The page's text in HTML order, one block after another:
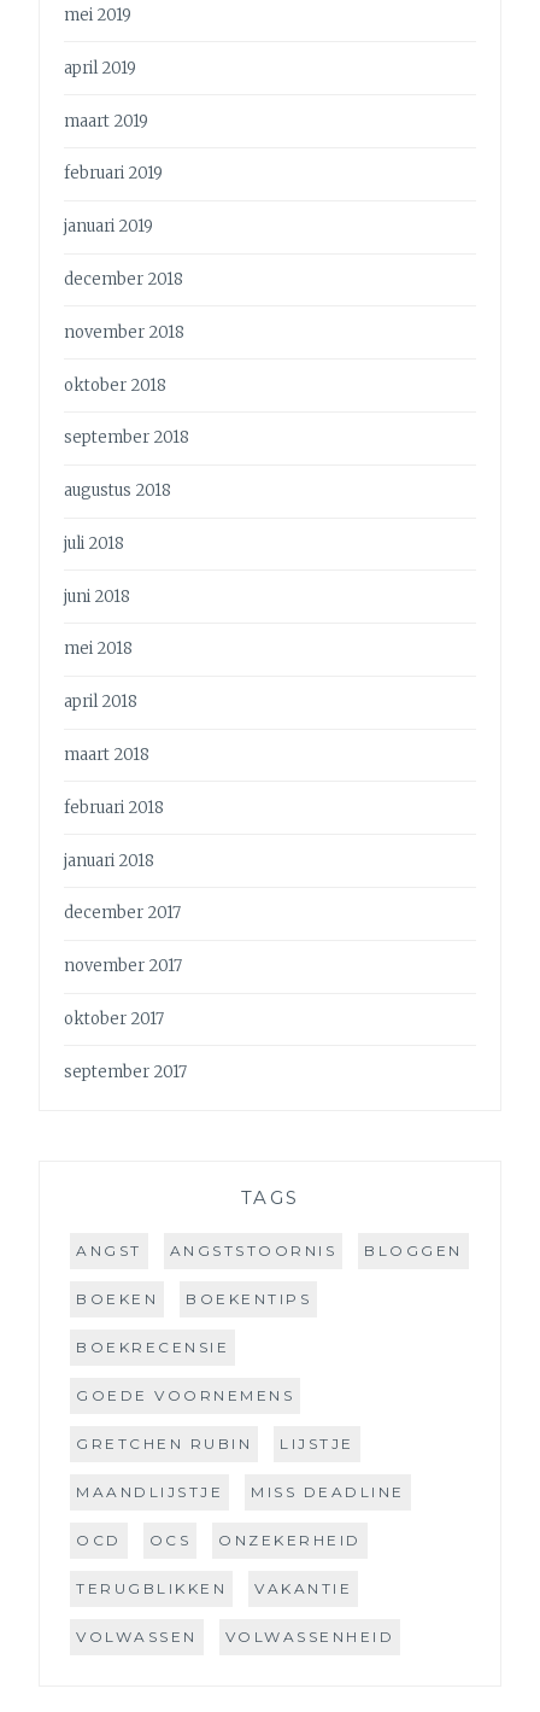
mei 2019
april 2019
maart 2019
februari 2019
januari 2019
december 2018
november 2018
oktober 2018
september 2018
augustus 2018
juli 2018
juni 2018
mei 2018
april 2018
maart 2018
februari 2018
januari 2018
december 2017
november 2017
oktober 2017
september 2017
TAGS
ANGST ANGSTSTOORNIS BLOGGEN
BOEKEN BOEKENTIPS
BOEKRECENSIE
GOEDE VOORNEMENS
GRETCHEN RUBIN LIJSTJE
MAANDLIJSTJE MISS DEADLINE
OCD OCS ONZEKERHEID
TERUGBLIKKEN VAKANTIE
VOLWASSEN VOLWASSENHEID